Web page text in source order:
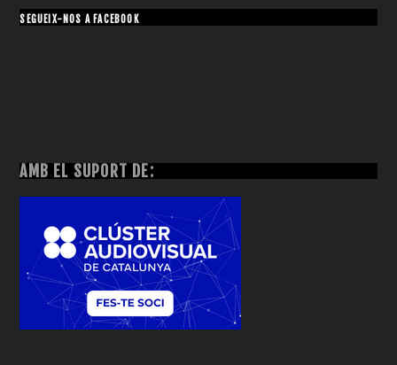
SEGUEIX-NOS A FACEBOOK
AMB EL SUPORT DE: